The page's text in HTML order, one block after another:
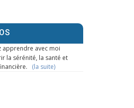
cite=""> <strike> <strong>
avec moi
la sérénité, la santé et
(la suite)